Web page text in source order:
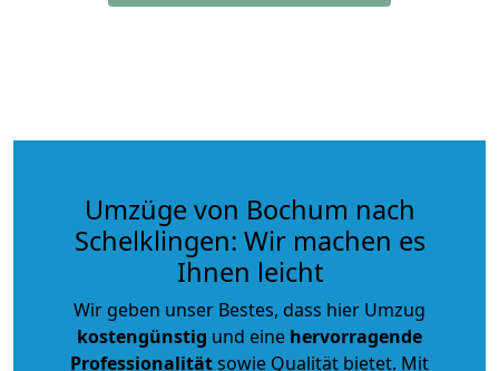
Umzüge von Bochum nach
Schelklingen: Wir machen es
Ihnen leicht
Wir geben unser Bestes, dass hier Umzug
kostengünstig und eine hervorragende
Professionalitätsowie Qualität bietet. Mit